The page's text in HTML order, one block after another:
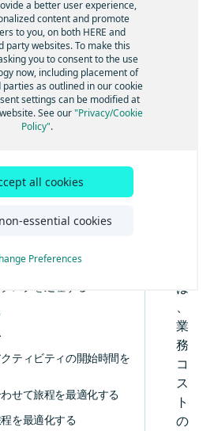
ラクティスに従う
問題を解決する
ト検索問題を解決する
トを計画する
ス所要時間を許可する
割り当てる
ョブを割り当てる
トを計算する
に組み合わせる
有効にする
ティビティの開始時間を
せて旅程を最適化する
を最適化する
は
、
業
務
コ
ス
ト
の
a better user experience,
content and promote
to you, on both HERE and
party websites. To make this
you to consent to the use
now, including placement of
as outlined in our cookie
settings can be modified at
See our"Privacy/Cookie
Policy".
all cookies
essential cookies
Preferences